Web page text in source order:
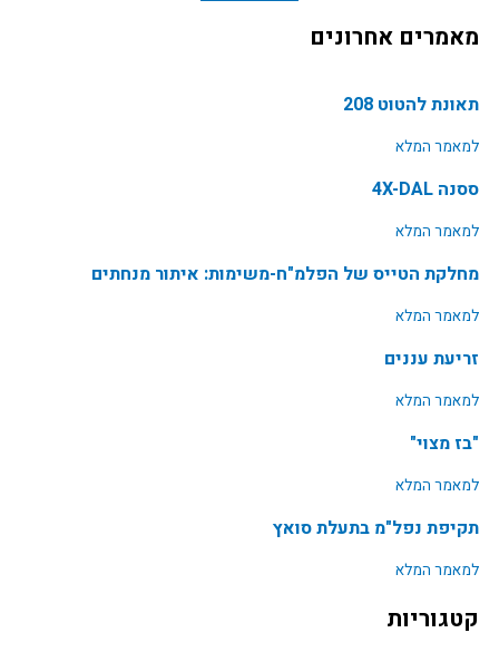
מאמרים אחרונים
תאונת להטוט 208
למאמר המלא
ססנה 4X-DAL
למאמר המלא
מחלקת הטייס של הפלמ"ח-משימות: איתור מנחתים
למאמר המלא
זריעת עננים
למאמר המלא
"בז מצוי"
למאמר המלא
תקיפת נפל"מ בתעלת סואץ
למאמר המלא
קטגוריות